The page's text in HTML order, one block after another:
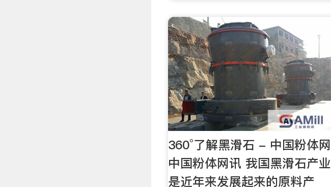
360°了解黑滑石 - 中国粉体网
中国粉体网讯 我国黑滑石产业
是近年来发展起来的原料产